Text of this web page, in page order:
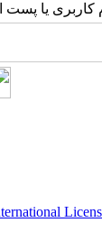
کاربری یا پست